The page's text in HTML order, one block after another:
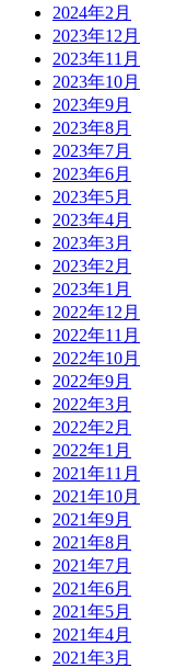
2024年2月
2023年12月
2023年11月
2023年10月
2023年9月
2023年8月
2023年7月
2023年6月
2023年5月
2023年4月
2023年3月
2023年2月
2023年1月
2022年12月
2022年11月
2022年10月
2022年9月
2022年3月
2022年2月
2022年1月
2021年11月
2021年10月
2021年9月
2021年8月
2021年7月
2021年6月
2021年5月
2021年4月
2021年3月